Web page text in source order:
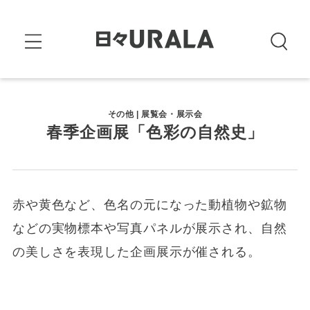
その他 | 展覧会・展示会
春季企画展「色彩の自然史」
赤や黄色など、色名の元になった動植物や鉱物
などの実物標本や写真パネルが展示され、自然
の美しさを表現した企画展示が催される。